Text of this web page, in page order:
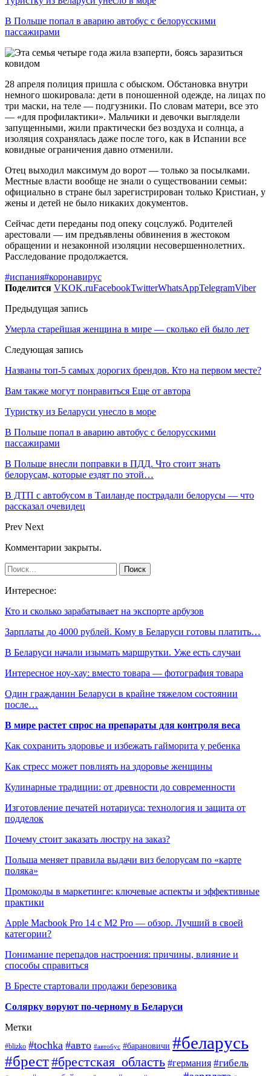
В Польше попал в аварию автобус с белорусскими
пассажирами
28 апреля полиция пришла с обыском. Обстановка внутри
немного шокировала: дети в поношенной одежде, на лицах по
три маски, на теле — подгузники. По словам матери, все это
— «для профилактики». Мальчики и девочки выглядели
запущенными, жили практически без воздуха и солнца, а
изоляция сохранялась даже после того, как в Испании все
ковидные ограничения давно отменили.
Отец выходил максимум до ворот — только за посылками.
Местные власти вообще не знали о существовании семьи:
официально в стране был зарегистрирован только Кристиан, у
жены и детей не было никаких документов.
Сейчас дети переданы под опеку соцслужб. Родителей
арестовали — им предъявлены обвинения в жестоком
обращении и незаконной изоляции несовершеннолетних.
Расследование продолжается.
#испания#коронавирус
Поделится VKOK.ruFacebookTwitterWhatsAppTelegramViber
Предыдущая запись
Умерла старейшая женщина в мире — сколько ей было лет
Следующая запись
Названы топ-5 самых дорогих брендов. Кто на первом месте?
Вам также могут понравиться Еще от автора
Туристку из Беларуси унесло в море
В Польше попал в аварию автобус с белорусскими
пассажирами
В Польше внесли поправки в ПДД. Что стоит знать
белорусам, которые ездят по этой…
В ДТП с автобусом в Таиланде пострадали белорусы — что
рассказал очевидец
Prev Next
Комментарии закрыты.
Интересное:
Кто и сколько зарабатывает на экспорте арбузов
Зарплаты до 4000 рублей. Кому в Беларуси готовы платить…
В Беларуси начали изымать маршрутки. Уже есть случаи
Интересное ноу-хау: вместо товара — фотография товара
Один гражданин Беларуси в крайне тяжелом состоянии
после…
В мире растет спрос на препараты для контроля веса
Как сохранить здоровье и избежать гайморита у ребенка
Как стресс может повлиять на здоровье женщины
Кулинарные традиции: от древности до современности
Изготовление печатей нотариуса: технология и защита от
подделок
Почему стоит заказать люстру на заказ?
Польша меняет правила выдачи виз белорусам по «карте
поляка»
Промокоды в маркетинге: ключевые аспекты и эффективные
практики
Apple Macbook Pro 14 с M2 Pro — обзор. Лучший в своей
категории?
Понимание перепадов настроения: причины, влияние и
способы справиться
В Бресте стартовали продажи березовика
Солярку воруют по-черному в Беларуси
Метки
#blizko #tochka #авто #автобус #барановичи #беларусь
#брест#брестская_область #германия #гибель